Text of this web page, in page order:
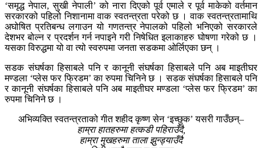
‘समृद्ध नेपाल, सुखी नेपाली’ को नारा दिएको पूर्व एमाले र पूर्व माकेको वर्तमान
सरकारको पहिलो निशानामा वाक स्वतन्त्रता परेको छ । वाक स्वतन्त्रतामाथि
अघोषित प्रतिबन्ध लगाउन यो गणतन्त्र नेपालको पहिलो भनिएको सरकारले
देशभर बोल्न र प्रदर्शन गर्न नपाइने गरी निषेधित इलाकाहरु घोषणा गरेको छ ।
यसका विरुद्धमा यो वा त्यो स्वरुपमा जनता सडकमा ओर्लिएका छन् ।
सडक संघर्षका हिसाबले पनि र कानूनी संघर्षका हिसाबले पनि अब माइतीघर
मण्डला ‘प्लेस फर फ्रिडम’ का रुपमा चिनिने छ । सडक संघर्षका हिसाबले पनि
र कानूनी संघर्षका हिसाबले पनि अब माइतीघर मण्डला ‘प्लेस फर फ्रिडम’ का
रुपमा चिनिने छ ।
अभिव्यक्ति स्वतन्त्रताको गीत शहीद कृष्ण सेन ‘इच्छुक’ यसरी गाउँछन्–
हाम्रा हातहरुमा हत्कडी पहिराउँदै,
हाम्रा मुखहरुमा ताला झुन्ड्याउँदै